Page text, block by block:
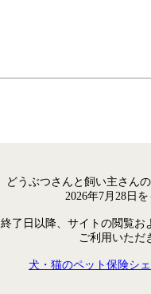
どうぶつさんと飼い主さん
2026年7月28日
終了日以降、サイトの閲覧お
ご利用いただ
犬・猫のペット保険シ